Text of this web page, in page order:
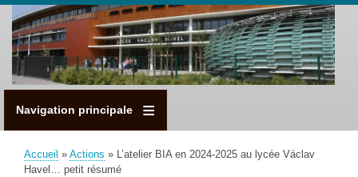
Aller
au
contenu
principal
Navigation principale
Fil
Accueil Actions
L’atelier BIA en 2024-2025 au lycée Václav
Havel… petit résumé